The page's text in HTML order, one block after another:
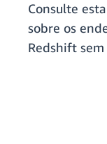
Consulte esta
sobre os
Redshift